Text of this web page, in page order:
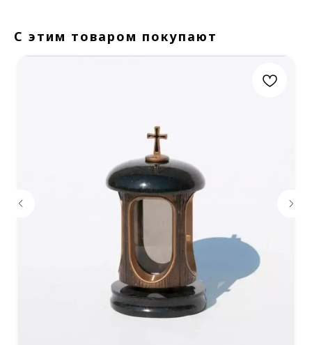
С этим товаром покупают